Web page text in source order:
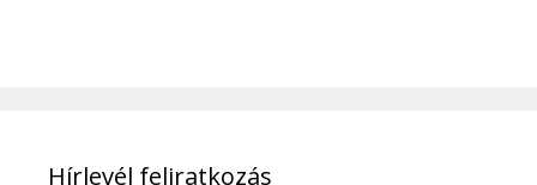
Hírlevél feliratkozás